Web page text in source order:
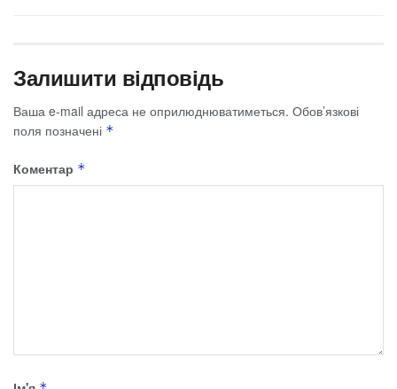
Залишити відповідь
Ваша e-mail адреса не оприлюднюватиметься. Обов’язкові
поля позначені *
Коментар *